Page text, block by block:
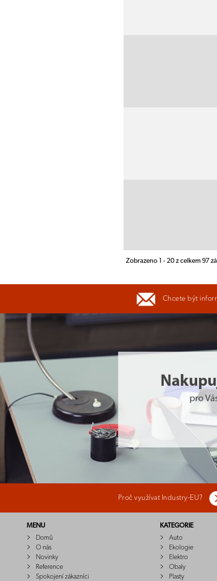
Zobrazeno 1 - 20 z celkem 97
Chcete být
Proč využívat Industry-EU?
MENU
Domů
O nás
Novinky
Reference
Spokojení zákazníci
KATEGORIE
Auto
Ekologie
Elektro
Obaly
Plasty